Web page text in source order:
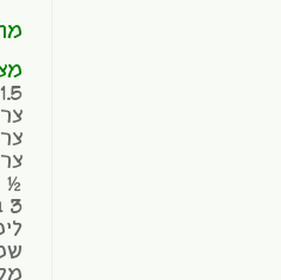
1.5 כוסות בורגול מבושל
½
3 בצלים ירוקים קצוצים